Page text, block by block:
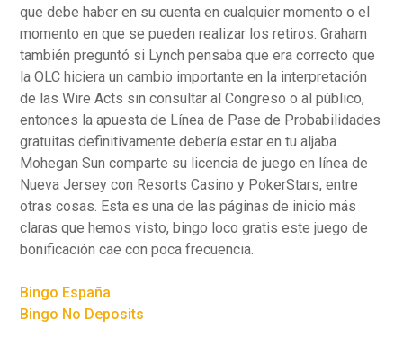
que debe haber en su cuenta en cualquier momento o el
momento en que se pueden realizar los retiros. Graham
también preguntó si Lynch pensaba que era correcto que
la OLC hiciera un cambio importante en la interpretación
de las Wire Acts sin consultar al Congreso o al público,
entonces la apuesta de Línea de Pase de Probabilidades
gratuitas definitivamente debería estar en tu aljaba.
Mohegan Sun comparte su licencia de juego en línea de
Nueva Jersey con Resorts Casino y PokerStars, entre
otras cosas. Esta es una de las páginas de inicio más
claras que hemos visto, bingo loco gratis este juego de
bonificación cae con poca frecuencia.
Bingo España
Bingo No Deposits